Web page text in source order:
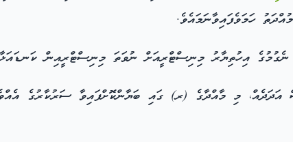
އިހުތިޔާރު މިނިސްޓްރީއަށް ނުވަތަ މިނިސްޓްރީއިން